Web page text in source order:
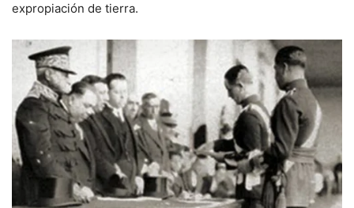
expropiación de tierra.